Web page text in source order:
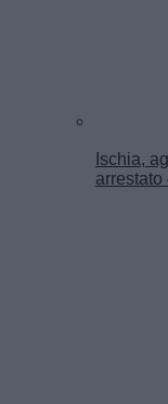
Ischia,
arrestato